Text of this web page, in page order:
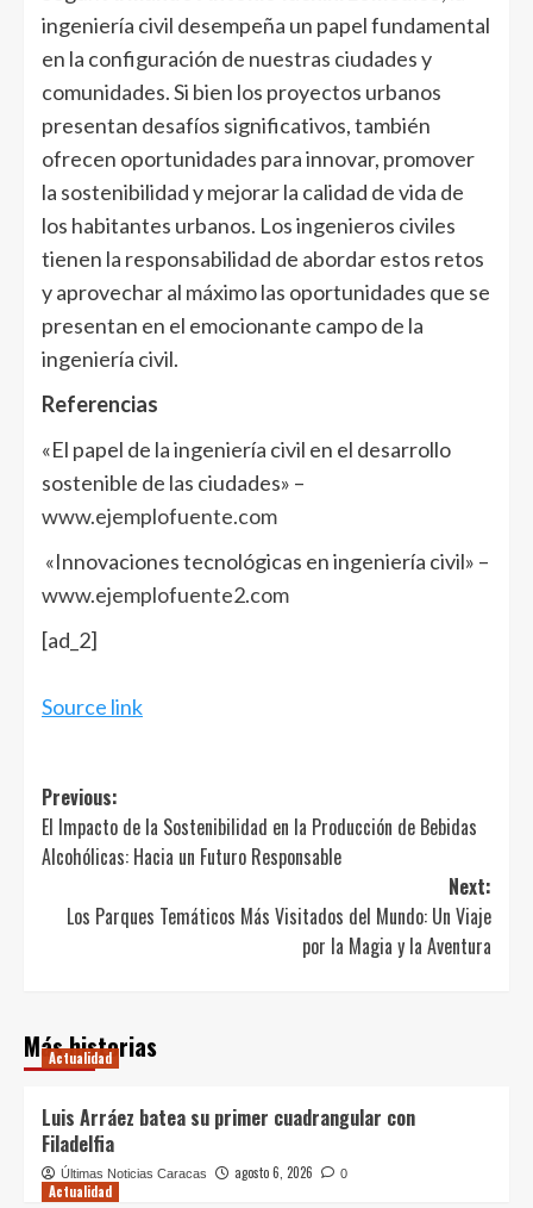
ingeniería civil desempeña un papel fundamental
en la configuración de nuestras ciudades y
comunidades. Si bien los proyectos urbanos
presentan desafíos significativos, también
ofrecen oportunidades para innovar, promover
la sostenibilidad y mejorar la calidad de vida de
los habitantes urbanos. Los ingenieros civiles
tienen la responsabilidad de abordar estos retos
y aprovechar al máximo las oportunidades que se
presentan en el emocionante campo de la
ingeniería civil.
Referencias
«El papel de la ingeniería civil en el desarrollo
sostenible de las ciudades» –
www.ejemplofuente.com
«Innovaciones tecnológicas en ingeniería civil» –
www.ejemplofuente2.com
[ad_2]
Source link
Post
navigation
Previous:
El Impacto de la Sostenibilidad en la Producción de Bebidas
Alcohólicas: Hacia un Futuro Responsable
Next:
Los Parques Temáticos Más Visitados del Mundo: Un Viaje
por la Magia y la Aventura
Más historias
Actualidad
Luis Arráez batea su primer cuadrangular con
Filadelfia
Últimas Noticias Caracas agosto 6, 2026 0
Actualidad